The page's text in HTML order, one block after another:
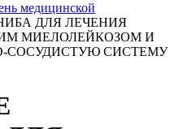
медицинской
ДЛЯ ЛЕЧЕНИЯ
МИЕЛОЛЕЙКОЗОМ И
СОСУДИСТУЮ СИСТЕМУ